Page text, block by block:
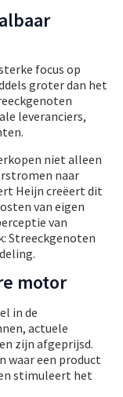
focus op
groter dan het
leveranciers,
niet alleen
naar
Heijn creëert dit
van eigen
van
Streeckgenoten
motor
in de
actuele
zijn afgeprijsd.
waar een product
stimuleert het